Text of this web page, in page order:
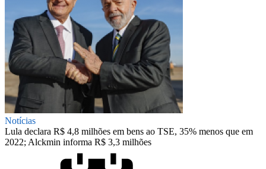
Notícias
Lula declara R$ 4,8 milhões em bens ao TSE, 35% menos que em
2022; Alckmin informa R$ 3,3 milhões